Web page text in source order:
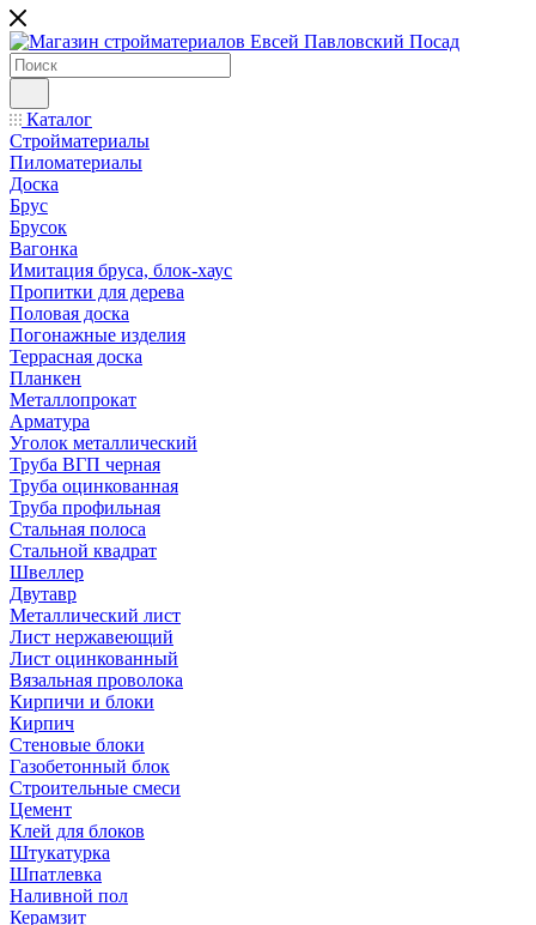
Каталог
Стройматериалы
Пиломатериалы
Доска
Брус
Брусок
Вагонка
Имитация бруса, блок-хаус
Пропитки для дерева
Половая доска
Погонажные изделия
Террасная доска
Планкен
Металлопрокат
Арматура
Уголок металлический
Труба ВГП черная
Труба оцинкованная
Труба профильная
Стальная полоса
Стальной квадрат
Швеллер
Двутавр
Металлический лист
Лист нержавеющий
Лист оцинкованный
Вязальная проволока
Кирпичи и блоки
Кирпич
Стеновые блоки
Газобетонный блок
Строительные смеси
Цемент
Клей для блоков
Штукатурка
Шпатлевка
Наливной пол
Керамзит